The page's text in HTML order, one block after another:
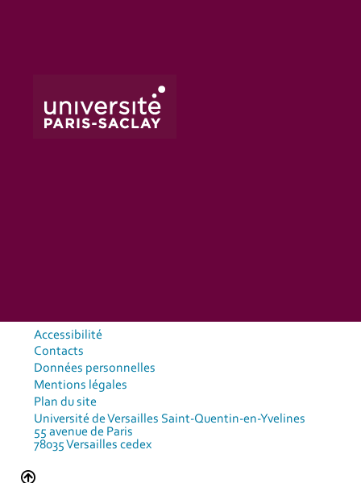
Accessibilité
Contacts
Données personnelles
Mentions légales
Plan du site
Université de Versailles Saint-Quentin-en-Yvelines
55 avenue de Paris
78035 Versailles cedex